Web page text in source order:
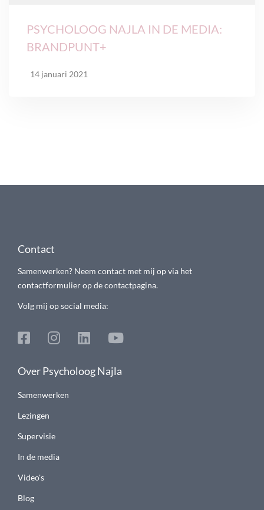
PSYCHOLOOG NAJLA IN DE MEDIA:
BRANDPUNT+
14 januari 2021
Contact
Samenwerken? Neem contact met mij op via het
contactformulier op de contactpagina.
Volg mij op social media:
Over Psycholoog Najla
Samenwerken
Lezingen
Supervisie
In de media
Video's
Blog